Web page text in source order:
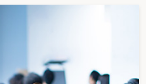
開始した後、対象会社において1対4の
50円に目減りするので、買収者としては
たいわけであるが、実はこれが現行法では
の6第3項が、買付価格の引下げを「行うこ
設けていないためである。
かというと、実務家の間ではこれも難
というのは、現行法が原則として公開買
にのみ撤回を認めているためである（証